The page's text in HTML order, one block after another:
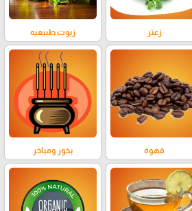
زعتر زيوت طبيعيه
قهوة بخور ومباخر